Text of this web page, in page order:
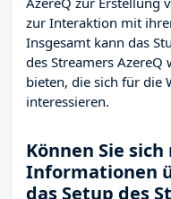
zur Interaktion mit
Insgesamt kann das
des Streamers
bieten, die sich für die
interessieren.
Können Sie
Informationen
das Setup des